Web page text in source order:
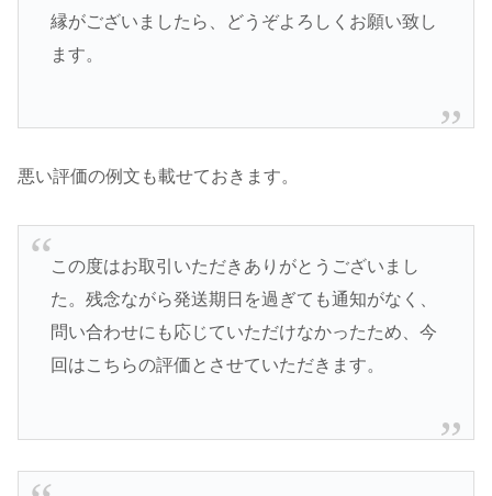
縁がございましたら、どうぞよろしくお願い致し
ます。
悪い評価の例文も載せておきます。
この度はお取引いただきありがとうございまし
た。残念ながら発送期日を過ぎても通知がなく、
問い合わせにも応じていただけなかったため、今
回はこちらの評価とさせていただきます。